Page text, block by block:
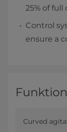
25% of full
Control
ensure a
Curved